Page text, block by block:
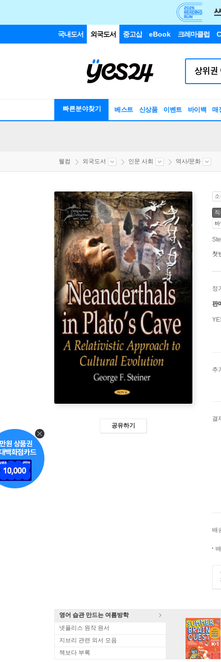
국내도서 외국도서 중고샵 eBook 크레마클럽
빠른분야찾기 베스트 신상품 이벤트 바이백 매
웰컴 외국도서 인문 사회 역사/문화
공유하기
첫
정
판
추
결
배
영어 습관 만드는 여름방학
넷플리스 원작 원서
지브리 관련 외서 모음
책보다 부록